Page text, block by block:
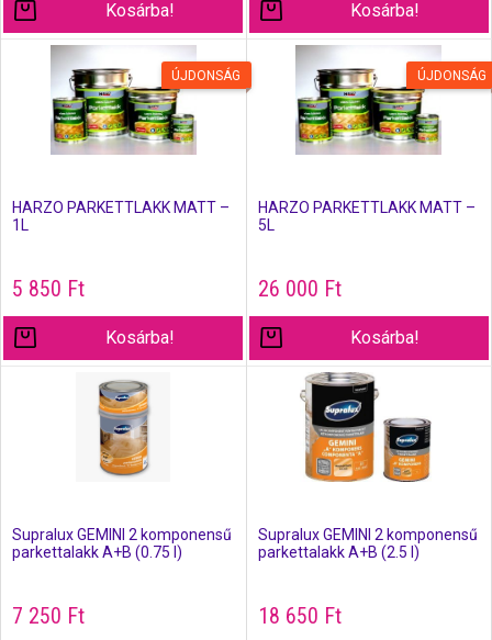
Kosárba! Kosárba!
ÚJDONSÁG
HARZO PARKETTLAKK MATT –
1L
5 850 Ft
Kosárba!
ÚJDONSÁG
HARZO PARKETTLAKK MATT –
5L
26 000 Ft
Kosárba!
Supralux GEMINI 2 komponensű
parkettalakk A+B (0.75 l)
7 250 Ft
Supralux GEMINI 2 komponensű
parkettalakk A+B (2.5 l)
18 650 Ft